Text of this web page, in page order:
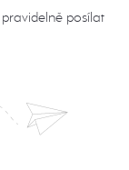
posílat